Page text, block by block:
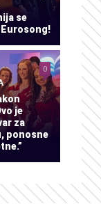
se
je
za
ponosne
0